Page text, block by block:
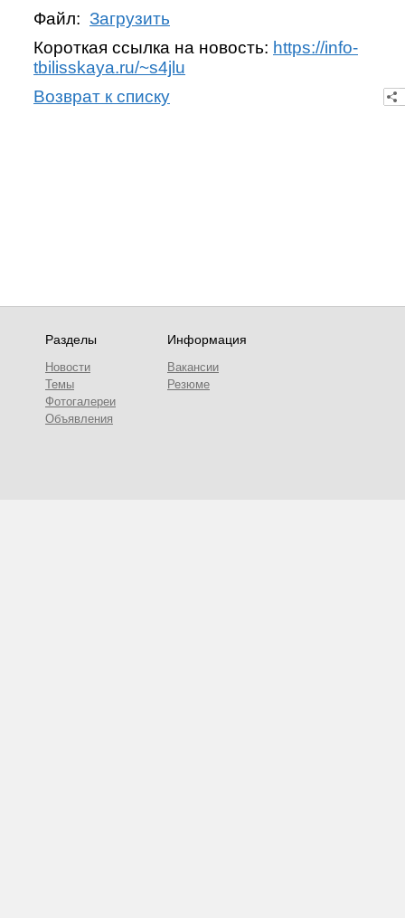
Файл: Загрузить
Короткая ссылка на новость: https://info-
tbilisskaya.ru/~s4jlu
Возврат к списку
Разделы
Новости
Темы
Фотогалереи
Объявления
Информация
Вакансии
Резюме